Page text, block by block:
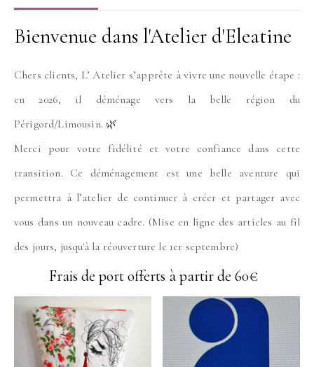
Bienvenue dans l'Atelier d'Eleatine
Chers clients, L’ Atelier s’apprête à vivre une nouvelle étape :
en 2026, il déménage vers la belle région du
Périgord/Limousin. 🌿
Merci pour votre fidélité et votre confiance dans cette
transition. Ce déménagement est une belle aventure qui
permettra à l’atelier de continuer à créer et partager avec
vous dans un nouveau cadre. (Mise en ligne des articles au fil
des jours, jusqu'à la réouverture le 1er septembre)
Frais de port offerts à partir de 60€